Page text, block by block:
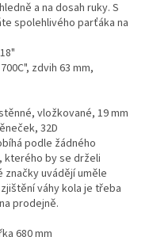
a na dosah ruky. S
spolehlivého parťáka na
zdvih 63 mm,
vložkované, 19 mm
32D
podle žádného
kterého by se drželi
uvádějí uměle
váhy kola je třeba
prodejně.